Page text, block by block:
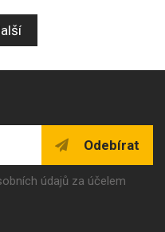
Odebírat
údajů za účelem